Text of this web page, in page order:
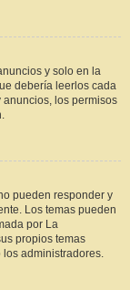
y solo en la
debería leerlos cada
los permisos
pueden responder y
Los temas pueden
por La
propios temas
administradores.